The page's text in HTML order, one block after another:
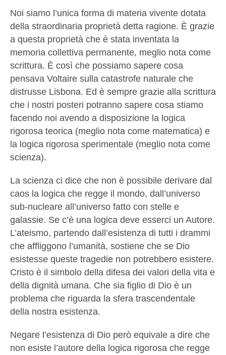
Noi siamo l’unica forma di materia vivente dotata
della straordinaria proprietà detta ragione. È grazie
a questa proprietà che è stata inventata la
memoria collettiva permanente, meglio nota come
scrittura. È così che possiamo sapere cosa
pensava Voltaire sulla catastrofe naturale che
distrusse Lisbona. Ed è sempre grazie alla scrittura
che i nostri posteri potranno sapere cosa stiamo
facendo noi avendo a disposizione la logica
rigorosa teorica (meglio nota come matematica) e
la logica rigorosa sperimentale (meglio nota come
scienza).
La scienza ci dice che non è possibile derivare dal
caos la logica che regge il mondo, dall’universo
sub-nucleare all’universo fatto con stelle e
galassie. Se c’è una logica deve esserci un Autore.
L’ateismo, partendo dall’esistenza di tutti i drammi
che affliggono l’umanità, sostiene che se Dio
esistesse queste tragedie non potrebbero esistere.
Cristo è il simbolo della difesa dei valori della vita e
della dignità umana. Che sia figlio di Dio è un
problema che riguarda la sfera trascendentale
della nostra esistenza.
Negare l’esistenza di Dio però equivale a dire che
non esiste l’autore della logica rigorosa che regge